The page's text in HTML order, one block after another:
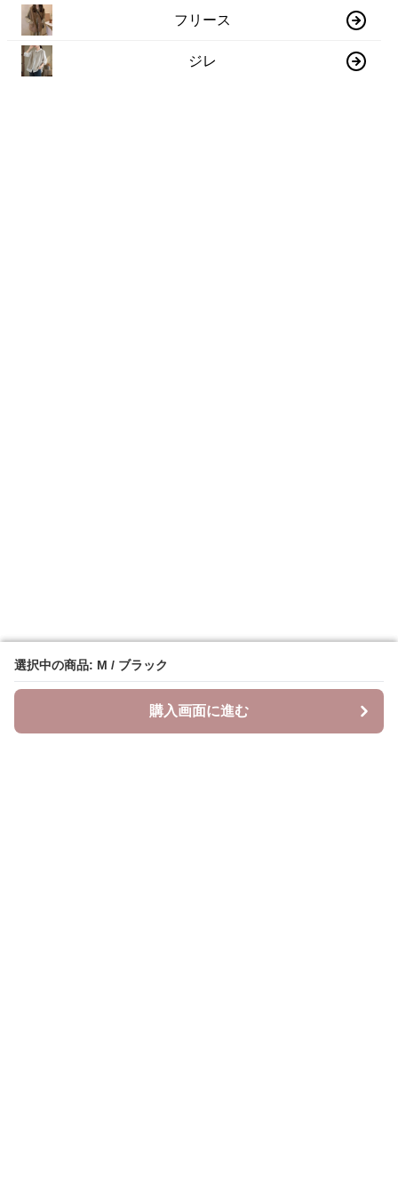
選択中の商品: M / ブラック
購入画面に進む
選択中の商品: M / ブラック
購入画面に進む
フリース
ジレ